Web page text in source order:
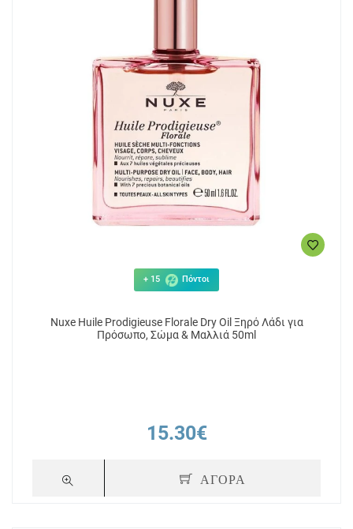
+ 15 Πόντοι
Nuxe Huile Prodigieuse Florale Dry Oil Ξηρό Λάδι για
Πρόσωπο, Σώμα & Μαλλιά 50ml
15.30€
ΑΓΟΡΑ